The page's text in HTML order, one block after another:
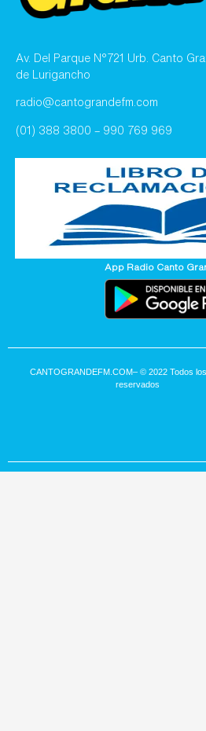
Av. Del Parque N°721 Urb. Canto
de Lurigancho
radio@cantograndefm.com
(01) 388 3800 – 990 769 969
App Radio Canto
CANTOGRANDEFM.COM– © 2022 Todos
reservados